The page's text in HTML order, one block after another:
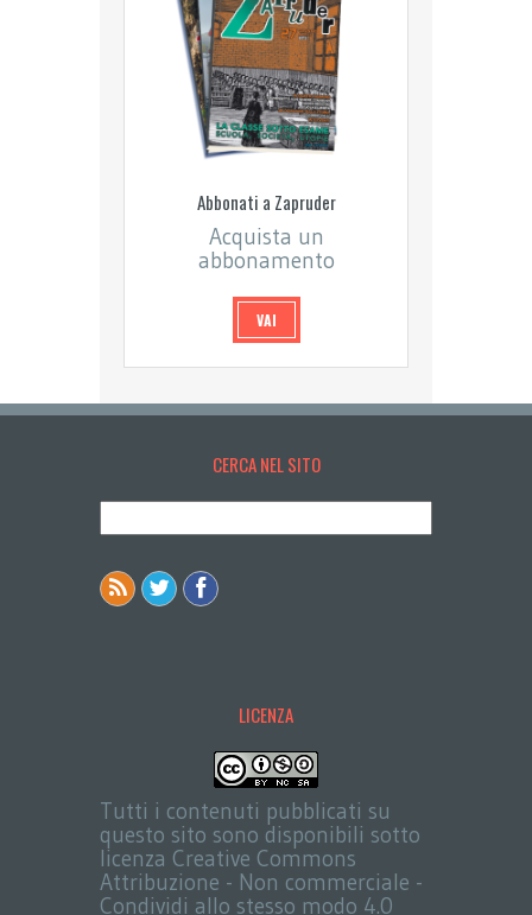
Abbonati a Zapruder
Acquista un
abbonamento
VAI
CERCA NEL SITO
LICENZA
Tutti i contenuti pubblicati su
questo sito sono disponibili sotto
licenza Creative Commons
Attribuzione - Non commerciale -
Condividi allo stesso modo 4.0